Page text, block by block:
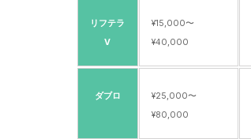
リフテラ
V
¥15,000〜
¥40,000
ダブロ
¥25,000〜
¥80,000